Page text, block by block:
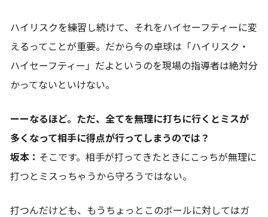
ハイリスクを練習し続けて、それをハイセーフティーに変
えるってことが重要。だから今の卓球は「ハイリスク・
ハイセーフティー」だよというのを現場の指導者は絶対分
かってないといけない。
ーーなるほど。ただ、全てを無理に打ちに行くとミスが
多くなって相手に得点が行ってしまうのでは？
坂本： そこです。相手が打ってきたときにこっちが無理に
打つとミスっちゃうから守ろうではない。
打つんだけども、もうちょっとこのボールに対してはガ